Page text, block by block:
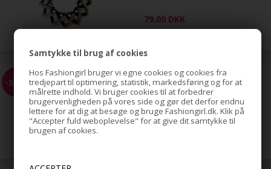
Samtykke til brug af cookies
Hos Fashiongirl bruger vi egne cookies og cookies fra
tredjepart til optimering, statistik, markedsføring og for at
målrette indhold. Vi bruger cookies til at forbedrer
brugervenligheden på vores side og gør det derfor endnu
lettere for at dig at besøge og bruge Fashiongirl.dk. Klik på
"Accepter fuld weboplevelse" for at give dit samtykke til
brugen af cookies.
79,00 DKK
-51% Hestehale Spiral med rhinsten/
Bird Nest Hair Clip - Sølv
79,00